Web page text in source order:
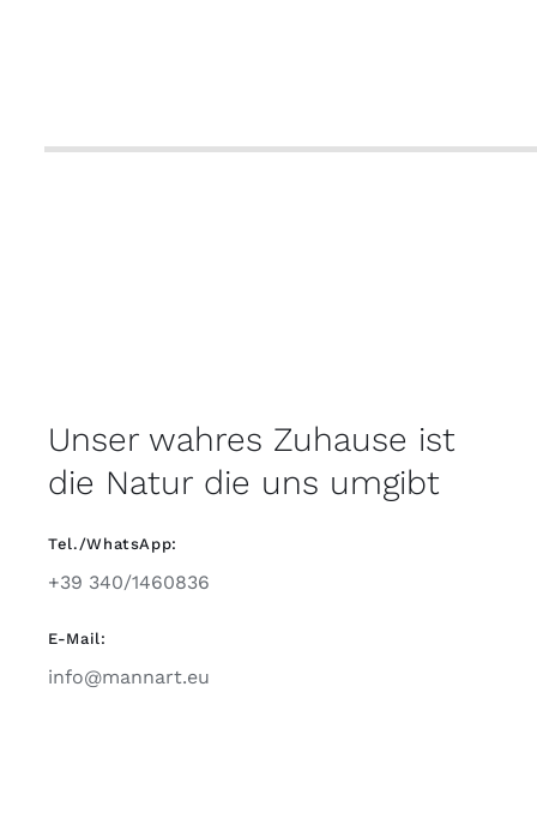
Unser wahres Zuhause ist
die Natur die uns umgibt
Tel./WhatsApp:
+39 340/1460836
E-Mail:
info@mannart.eu